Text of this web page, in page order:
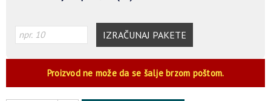
IZRAČUNAJ PAKETE
Proizvod ne može da se šalje brzom poštom.